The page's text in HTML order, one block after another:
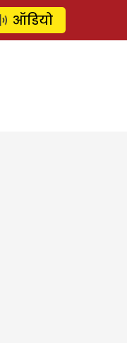
ऑडियो